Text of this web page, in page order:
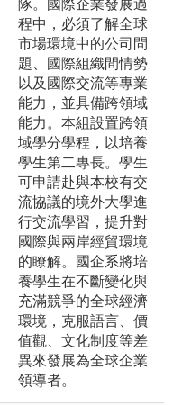
隊。國際企業發展過
程中，必須了解全球
市場環境中的公司問
題、國際組織間情勢
以及國際交流等專業
能力，並具備跨領域
能力。本組設置跨領
域學分學程，以培養
學生第二專長。學生
可申請赴與本校有交
流協議的境外大學進
行交流學習，提升對
國際與兩岸經貿環境
的瞭解。國企系將培
養學生在不斷變化與
充滿競爭的全球經濟
環境，克服語言、價
值觀、文化制度等差
異來發展為全球企業
領導者。